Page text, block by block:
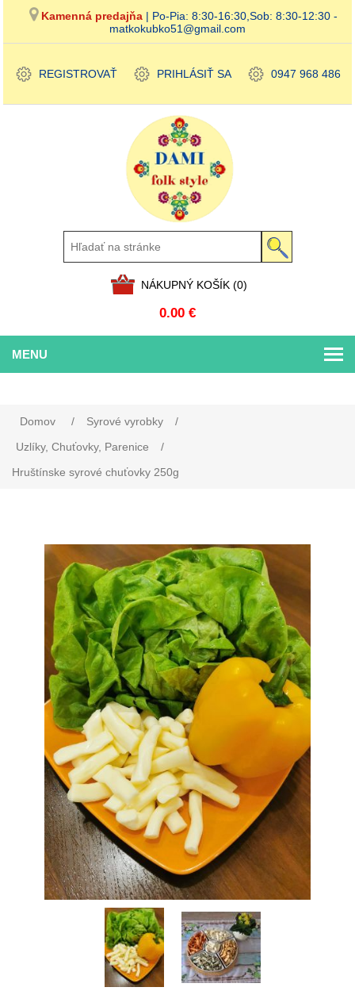
Kamenná predajňa | Po-Pia: 8:30-16:30,Sob: 8:30-12:30 -
matkokubko51@gmail.com
REGISTROVAŤ PRIHLÁSIŤ SA 0947 968 486
NÁKUPNÝ KOŠÍK (0)
0.00 €
MENU
Domov / Syrové vyrobky
/
Uzlíky, Chuťovky, Parenice
/
Hruštínske syrové chuťovky 250g